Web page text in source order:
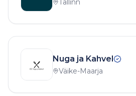
Tallinn
Nuga ja Kahvel
Väike-Maarja